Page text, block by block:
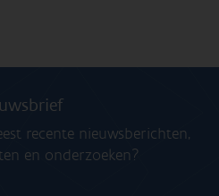
recente nieuwsberichten,
en onderzoeken?